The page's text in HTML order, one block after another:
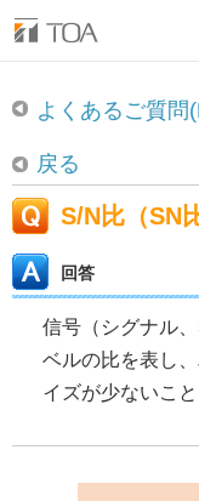
よくあるご質問
戻る
S/N比（SN
回答
信号（シグナル
ベルの比を表し
イズが少ないこと